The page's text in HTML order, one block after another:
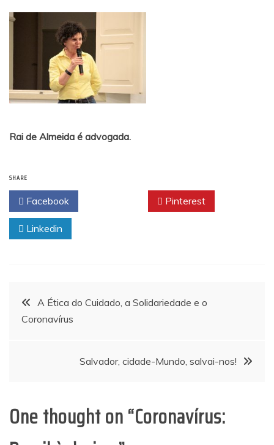
Rai de Almeida é advogada.
SHARE
Facebook Pinterest
Linkedin
Navegação
de
A Ética do Cuidado, a Solidariedade e o
Coronavírus
Salvador, cidade-Mundo, salvai-nos!
One thought on “Coronavírus: